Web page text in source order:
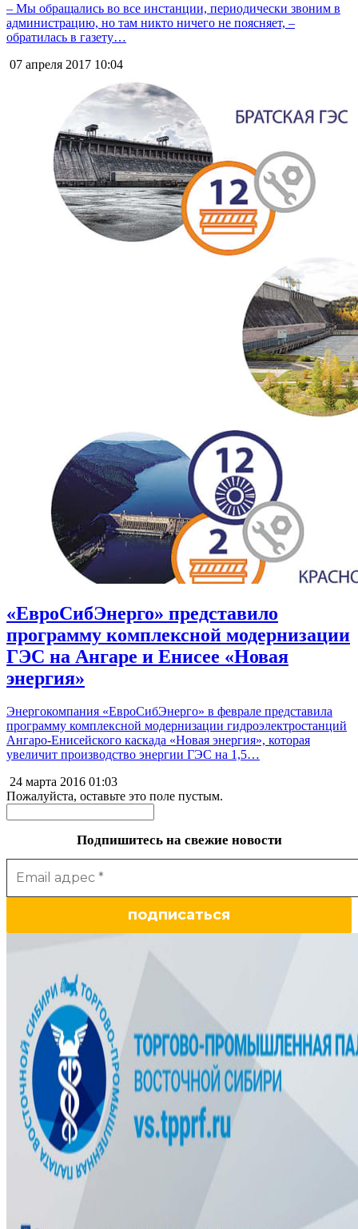
– Мы обращались во все инстанции, периодически звоним в
администрацию, но там никто ничего не поясняет, –
обратилась в газету…
07 апреля 2017 10:04
«ЕвроСибЭнерго» представило
программу комплексной модернизации
ГЭС на Ангаре и Енисее «Новая
энергия»
Энергокомпания «ЕвроСибЭнерго» в феврале представила
программу комплексной модернизации гидроэлектростанций
Ангаро-Енисейского каскада «Новая энергия», которая
увеличит производство энергии ГЭС на 1,5…
24 марта 2016 01:03
Пожалуйста, оставьте это поле пустым.
Подпишитесь на свежие новости